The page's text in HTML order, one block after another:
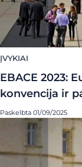
ĮVYKIAI
EBACE 2023:
konvencija ir
Paskelbta 01/09/2025